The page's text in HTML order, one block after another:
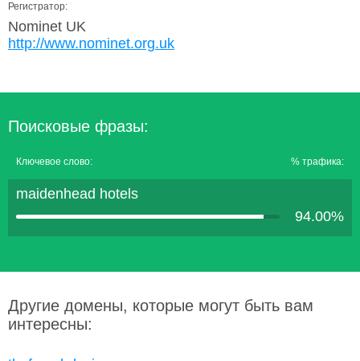
Регистратор:
Nominet UK
http://www.nominet.org.uk
Поисковые фразы:
Ключевое слово: % трафика:
maidenhead hotels
94.00%
Другие домены, которые могут быть вам
интересны: